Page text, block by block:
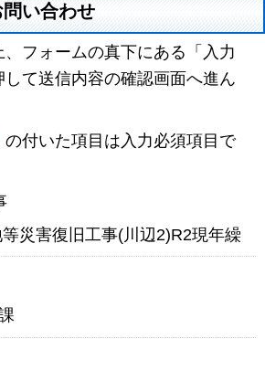
い合わせ
フォームの真下にある「入力
て送信内容の確認画面へ進ん
の付いた項目は入力必須項目で
災害復旧工事(川辺2)R2現年繰